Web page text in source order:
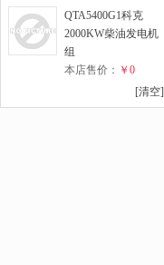
QTA5400G1科克
2000KW柴油发电机
组
本店售价： ￥0
[清空]